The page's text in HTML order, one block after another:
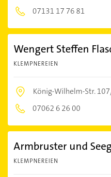
07131 17 76 81
Wengert Steffen
KLEMPNEREIEN
König-Wilhelm-Str.
07062 6 26 00
Armbruster und
KLEMPNEREIEN